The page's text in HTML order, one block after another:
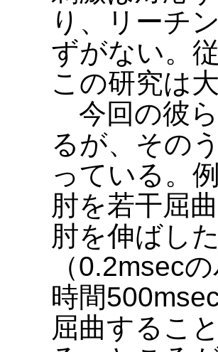
り、リーチ
ずがない。
この研究は
今回の彼
るが、その
っている。
肘を若干屈
肘を伸ばし
（0.2msec
時間
屈曲するこ